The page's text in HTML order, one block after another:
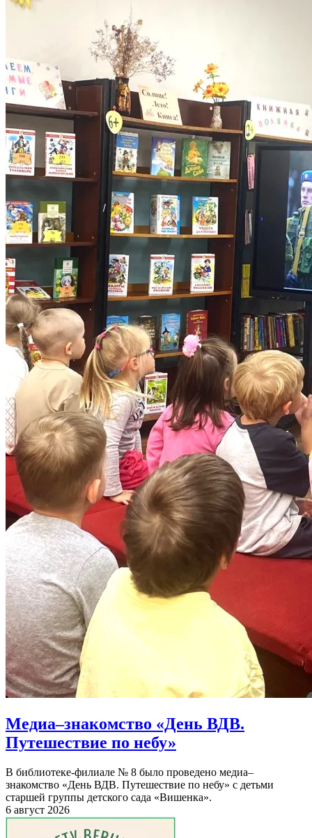
Медиа–знакомство «День ВДВ.
Путешествие по небу»
В библиотеке-филиале № 8 было проведено медиа–
знакомство «День ВДВ. Путешествие по небу» с детьми
старшей группы детского сада «Вишенка».
6 август 2026